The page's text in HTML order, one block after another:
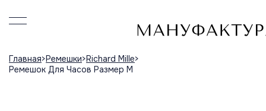
Главная Ремешки Richard Mille
Ремешок Для Часов Размер M